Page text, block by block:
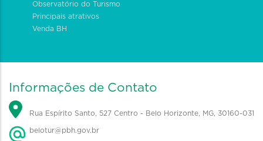
Observatório do Turismo
Principais atrativos
Venda BH
Informações de Contato
Rua Espírito Santo, 527 Centro - Belo Horizonte, MG, 30160-031
belotur@pbh.gov.br